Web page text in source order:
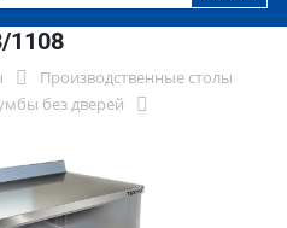
1108
Производственные столы
без дверей